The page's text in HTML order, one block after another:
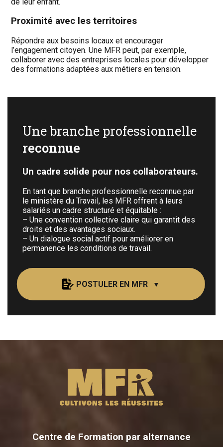
Proximité avec les territoires
Répondre aux besoins locaux et encourager
l’engagement citoyen. Une MFR peut, par exemple,
collaborer avec des entreprises locales pour développer
des formations adaptées aux métiers en tension.
Une branche professionnelle
reconnue
Un cadre solide pour nos collaborateurs.
En tant que branche professionnelle reconnue par
le ministère du Travail, les MFR offrent à leurs
salariés un cadre structuré et équitable :
– Une convention collective claire qui garantit des
droits et des avantages sociaux.
– Un dialogue social actif pour améliorer en
permanence les conditions de travail.
POSTULER EN MFR
Nom:
Email :
Centre de Formation par alternance